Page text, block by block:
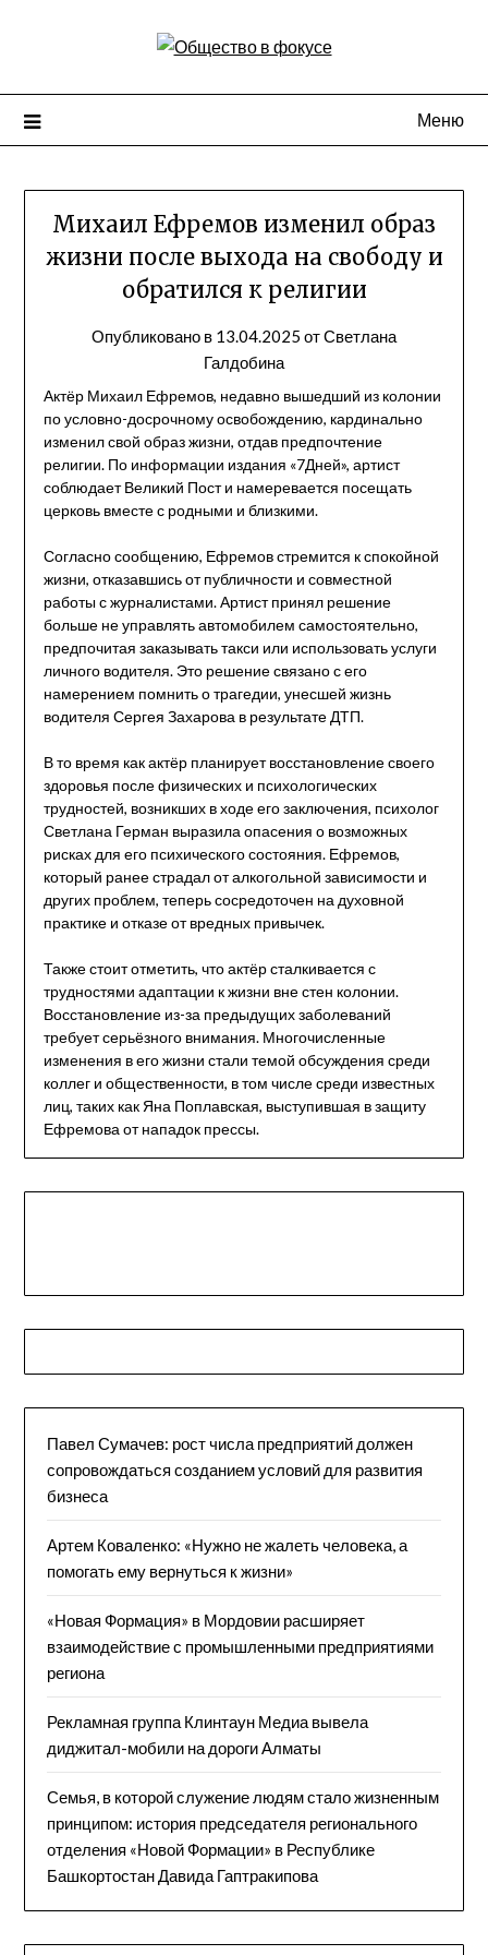
Меню
Михаил Ефремов изменил образ
жизни после выхода на свободу и
обратился к религии
Опубликовано в 13.04.2025 отСветлана
Галдобина
Актёр Михаил Ефремов, недавно вышедший из колонии
по условно-досрочному освобождению, кардинально
изменил свой образ жизни, отдав предпочтение
религии. По информации издания «7Дней», артист
соблюдает Великий Пост и намеревается посещать
церковь вместе с родными и близкими.
Согласно сообщению, Ефремов стремится к спокойной
жизни, отказавшись от публичности и совместной
работы с журналистами. Артист принял решение
больше не управлять автомобилем самостоятельно,
предпочитая заказывать такси или использовать услуги
личного водителя. Это решение связано с его
намерением помнить о трагедии, унесшей жизнь
водителя Сергея Захарова в результате ДТП.
В то время как актёр планирует восстановление своего
здоровья после физических и психологических
трудностей, возникших в ходе его заключения, психолог
Светлана Герман выразила опасения о возможных
рисках для его психического состояния. Ефремов,
который ранее страдал от алкогольной зависимости и
других проблем, теперь сосредоточен на духовной
практике и отказе от вредных привычек.
Также стоит отметить, что актёр сталкивается с
трудностями адаптации к жизни вне стен колонии.
Восстановление из-за предыдущих заболеваний
требует серьёзного внимания. Многочисленные
изменения в его жизни стали темой обсуждения среди
коллег и общественности, в том числе среди известных
лиц, таких как Яна Поплавская, выступившая в защиту
Ефремова от нападок прессы.
Павел Сумачев: рост числа предприятий должен
сопровождаться созданием условий для развития
бизнеса
Артем Коваленко: «Нужно не жалеть человека, а
помогать ему вернуться к жизни»
«Новая Формация» в Мордовии расширяет
взаимодействие с промышленными предприятиями
региона
Рекламная группа Клинтаун Медиа вывела
диджитал-мобили на дороги Алматы
Семья, в которой служение людям стало жизненным
принципом: история председателя регионального
отделения «Новой Формации» в Республике
Башкортостан Давида Гаптракипова